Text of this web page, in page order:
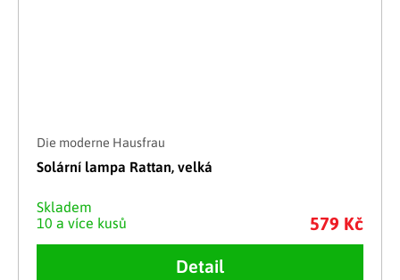
Die moderne Hausfrau
Solární lampa Rattan, velká
Skladem
10 a více kusů
579 Kč
Detail